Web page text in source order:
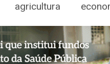
agricultura